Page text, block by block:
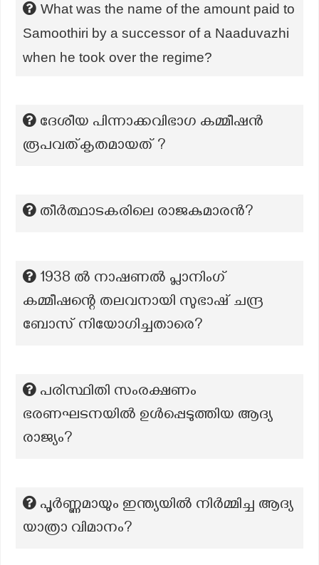
What was the name of the amount paid to
Samoothiri by a successor of a Naaduvazhi
when he took over the regime?
ദേശീയ പിന്നാക്കവിഭാഗ കമ്മീഷൻ
രൂപവത്കൃതമായത് ?
തീർത്ഥാടകരിലെ രാജകുമാരൻ?
1938 ൽ നാഷണൽ പ്ലാനിംഗ്
കമ്മീഷന്റെ തലവനായി സുഭാഷ് ചന്ദ്ര
ബോസ് നിയോഗിച്ചതാരെ?
പരിസ്ഥിതി സംരക്ഷണം
ഭരണഘടനയിൽ ഉൾപ്പെടുത്തിയ ആദ്യ
രാജ്യം?
പൂർണ്ണമായും ഇന്ത്യയിൽ നിർമ്മിച്ച ആദ്യ
യാത്രാ വിമാനം?